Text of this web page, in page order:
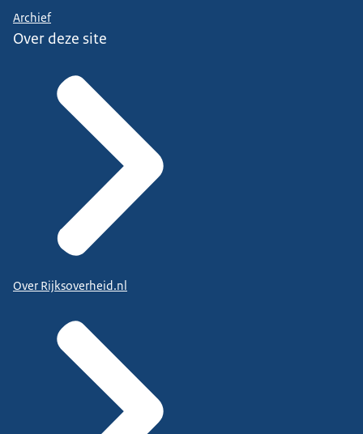
Archief
Over deze site
Over Rijksoverheid.nl